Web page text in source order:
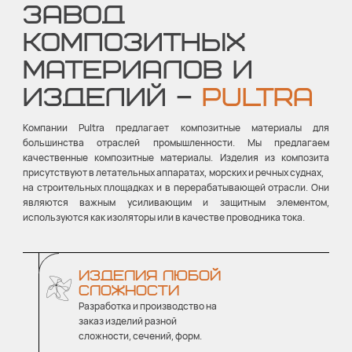
ЗАВОД
КОМПОЗИТНЫХ
МАТЕРИАЛОВ И
ИЗДЕЛИЙ – PULTRA
Компании Pultra предлагает композитные материалы для
большинства отраслей промышленности. Мы предлагаем
качественные композитные материалы. Изделия из композита
присутствуют в летательных аппаратах, морских и речных суднах,
на строительных площадках и в перерабатывающей отрасли. Они
являются важным усиливающим и защитным элементом,
используются как изоляторы или в качестве проводника тока.
ИЗДЕЛИЯ ЛЮБОЙ
СЛОЖНОСТИ
Разработка и производство на
заказ изделий разной
сложности, сечений, форм.